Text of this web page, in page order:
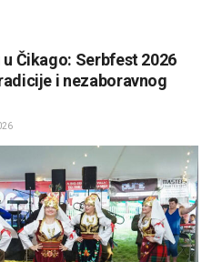
Čikago: Serbfest 2026
i nezaboravnog